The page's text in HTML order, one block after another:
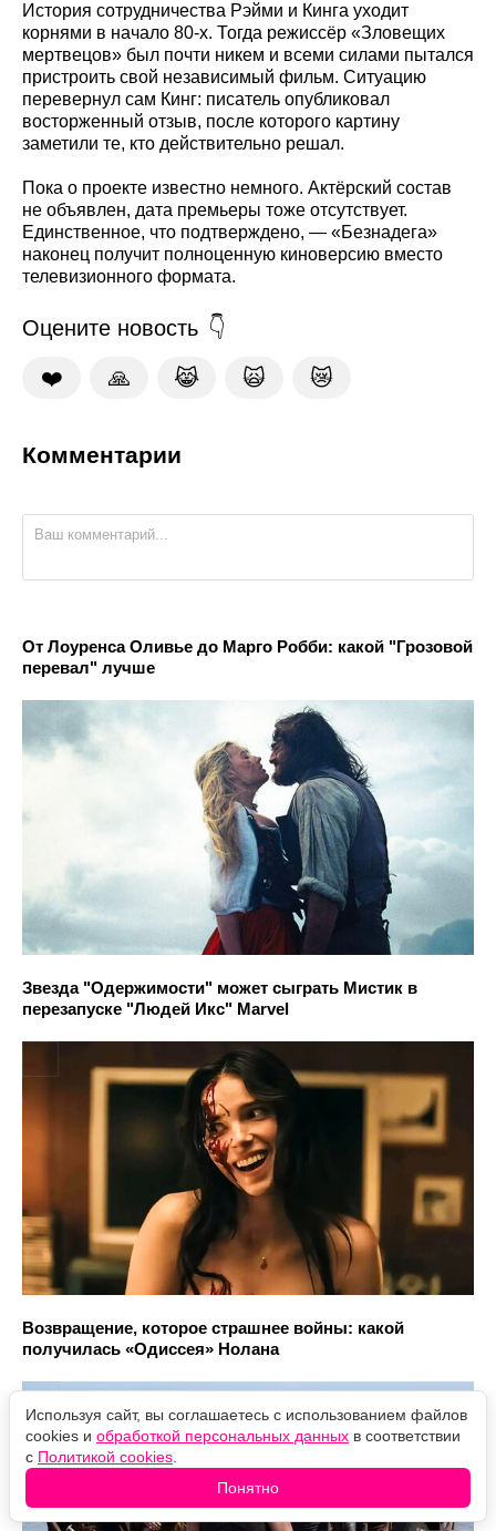
История сотрудничества Рэйми и Кинга уходит
корнями в начало 80-х. Тогда режиссёр «Зловещих
мертвецов» был почти никем и всеми силами пытался
пристроить свой независимый фильм. Ситуацию
перевернул сам Кинг: писатель опубликовал
восторженный отзыв, после которого картину
заметили те, кто действительно решал.
Пока о проекте известно немного. Актёрский состав
не объявлен, дата премьеры тоже отсутствует.
Единственное, что подтверждено, — «Безнадега»
наконец получит полноценную киноверсию вместо
телевизионного формата.
Оцените новость
❤️ 🙏 😹 🙀 😿
Комментарии
От Лоуренса Оливье до Марго Робби: какой "Грозовой
перевал" лучше
Звезда "Одержимости" может сыграть Мистик в
перезапуске "Людей Икс" Marvel
Возвращение, которое страшнее войны: какой
получилась «Одиссея» Нолана
Используя сайт, вы соглашаетесь с использованием файлов
cookies и обработкой персональных данных в соответствии
с Политикой cookies
Понятно